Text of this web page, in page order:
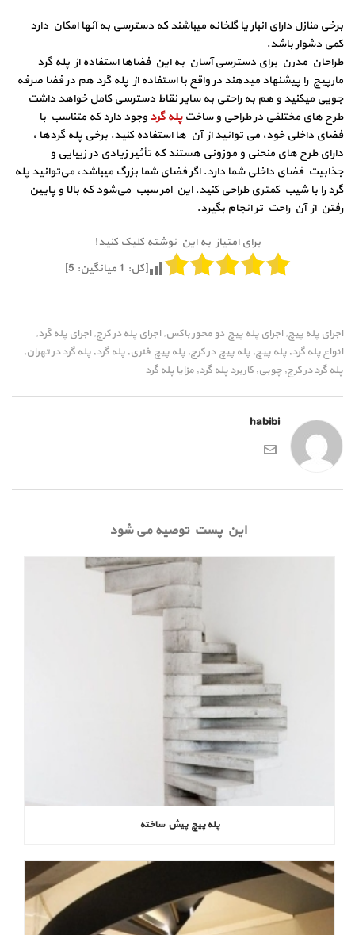
برخی منازل دارای انبار یا گلخانه میباشند که دسترسی به آنها امکان دارد
کمی دشوار باشد.
طراحان مدرن برای دسترسی آسان به این فضاها استفاده از پله گرد
مارپیچ را پیشنهاد میدهند در واقع با استفاده از پله گرد هم در فضا صرفه
جویی میکنید و هم به راحتی به سایر نقاط دسترسی کامل خواهد داشت
طرح های مختلفی در طراحی و ساختپله گردوجود دارد که متناسب با
فضای داخلی خود، می توانید از آن ها استفاده کنید. برخی پله گردها ،
دارای طرح های منحنی و موزونی هستند که تأثیر زیادی در زیبایی و
جذابیت فضای داخلی شما دارد. اگر فضای شما بزرگ میباشد، می‌توانید پله
گرد را با شیب کمتری طراحی کنید، این امر سبب می‌شود که بالا و پایین
رفتن از آن راحت تر انجام بگیرد.
برای امتیاز به این نوشته کلیک کنید!
[کل: 1میانگین: 5
]
اجرای پله پیچ, اجرای پله پیچ دو محور باکس, اجرای پله در کرج, اجرای پله گرد,
انواع پله گرد, پله پیچ, پله پیچ در کرج, پله پیچ فنری, پله گرد, پله گرد در تهران,
پله گرد در کرج, چوبی, کاربرد پله گرد, مزایا پله گرد
habibi
این پست توصیه می شود
پله پیچ پیش‌ ساخته